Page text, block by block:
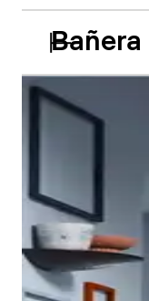
Bañera